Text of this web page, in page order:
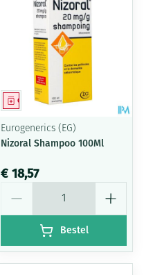
Geneesmiddel
Eurogenerics (EG)
Nizoral Shampoo 100Ml
€ 18,57
Bestel